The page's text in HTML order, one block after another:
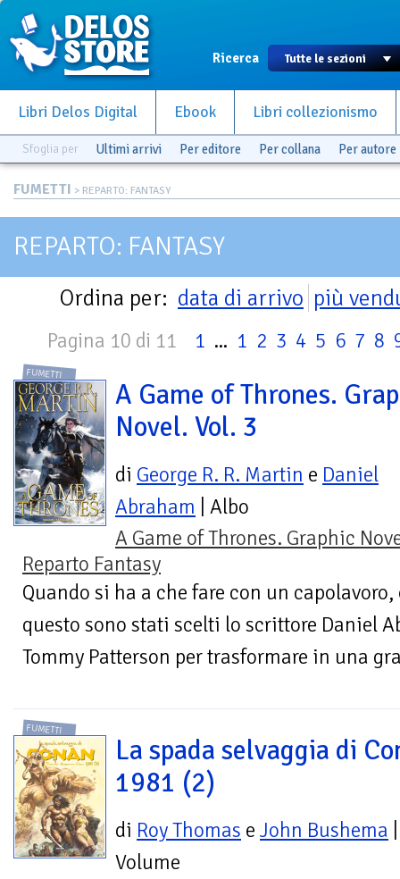
Ricerca
Libri Delos Digital Ebook Libri collezionismo
Sfoglia per Ultimi arrivi Per editore Per collana Per autore
FUMETTI > REPARTO: FANTASY
REPARTO: FANTASY
Ordina per: data di arrivo più
Pagina 10 di 11 1 ... 1 2 3 4 5 6 7 8
FUMETTI
A Game of Thrones.
Novel. Vol. 3
di George R. R. Martin e Daniel
Abraham | Albo
A Game of Thrones. Graphic
Reparto Fantasy
Quando si ha a che fare con un
questo sono stati scelti lo scrittore Daniel
Tommy Patterson per trasformare in una
FUMETTI
La spada selvaggia di
1981 (2)
di Roy Thomas e John Bushema
Volume